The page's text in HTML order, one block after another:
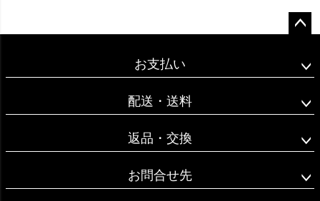
ップ
お支払い
配送・送料
返品・交換
お問合せ先